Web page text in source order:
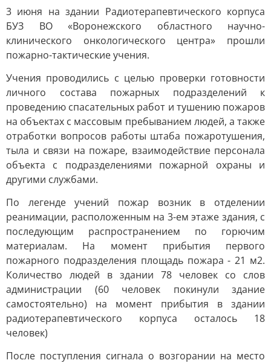
3 июня на здании Радиотерапевтического корпуса
БУЗ ВО «Воронежского областного научно-
клинического онкологического центра» прошли
пожарно-тактические учения.
Учения проводились с целью проверки готовности
личного состава пожарных подразделений к
проведению спасательных работ и тушению пожаров
на объектах с массовым пребыванием людей, а также
отработки вопросов работы штаба пожаротушения,
тыла и связи на пожаре, взаимодействие персонала
объекта с подразделениями пожарной охраны и
другими службами.
По легенде учений пожар возник в отделении
реанимации, расположенным на 3-ем этаже здания, с
последующим распространением по горючим
материалам. На момент прибытия первого
пожарного подразделения площадь пожара - 21 м2.
Количество людей в здании 78 человек со слов
администрации (60 человек покинули здание
самостоятельно) на момент прибытия в здании
радиотерапевтического корпуса осталось 18
человек)
После поступления сигнала о возгорании на место